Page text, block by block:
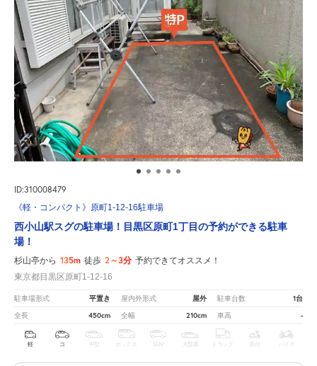
ID:310008479
《軽・コンパクト》原町1-12-16駐車場
西小山駅スグの駐車場！目黒区原町1丁目の予約ができる駐車
場！
杉山亭から 135m 徒歩 2～3分 予約できてオススメ！
東京都目黒区原町1-12-16
駐車場形式 平置き 屋内外形式 屋外 駐車台数 1台
全長 450cm 全幅 210cm 車高 -
軽 コ 中型 ボックス SUV 大型車 トラック 原付 バイク